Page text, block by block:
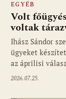
EGYÉB
Volt
voltak
Ihász Sándor
ügyeket
az áprilisi
2026.07.25.